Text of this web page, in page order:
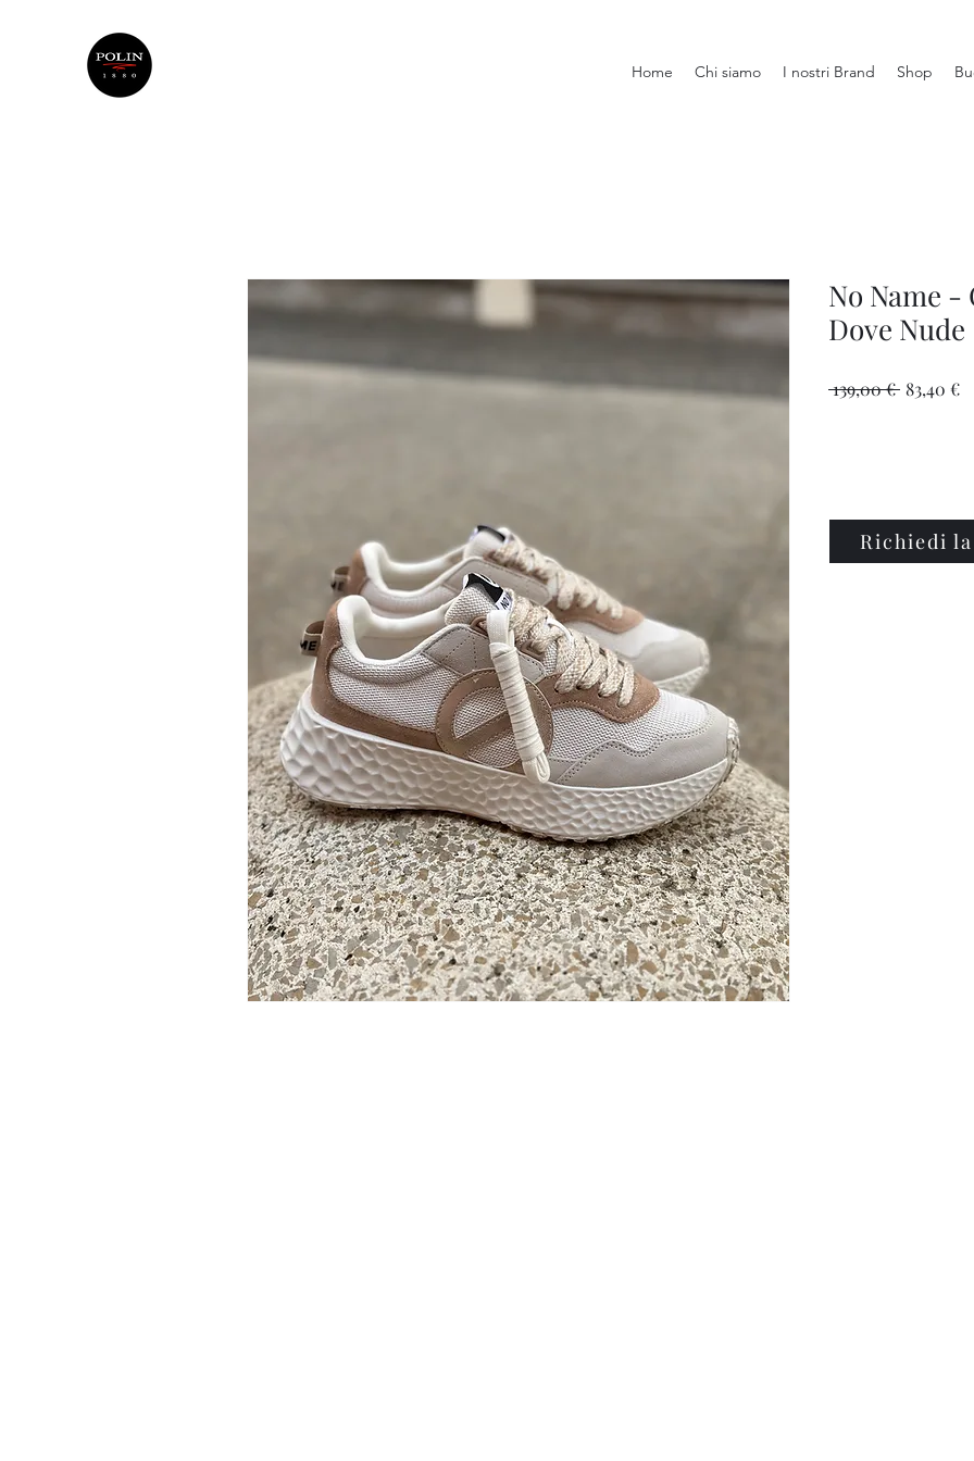
Home Chi siamo I nostri Brand Shop
No Name -
Dove Nude
139,00 € Prezzo
83,40 €
Richiedi